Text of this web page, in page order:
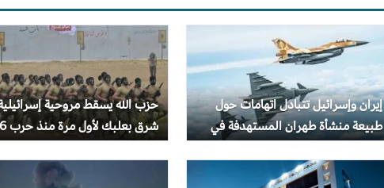
إيران وإسرائيل تتبادل اتهامات حول
طبيعة منشأة طهران المستهدفة في
الغارة
حزب الله يسقط مروحية
شرق بعلبك لأول مرة منذ حرب 2006